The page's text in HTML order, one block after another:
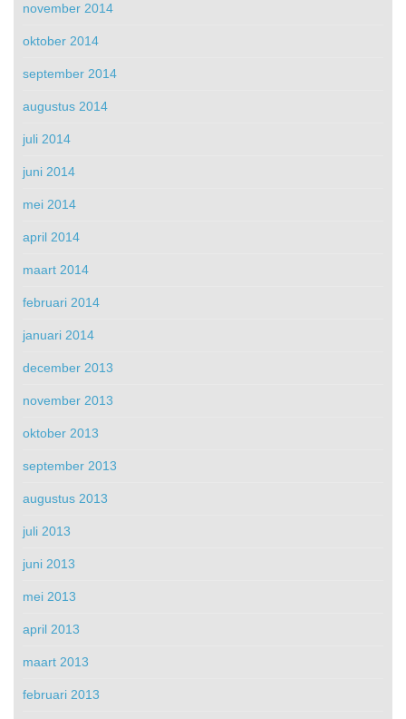
november 2014
oktober 2014
september 2014
augustus 2014
juli 2014
juni 2014
mei 2014
april 2014
maart 2014
februari 2014
januari 2014
december 2013
november 2013
oktober 2013
september 2013
augustus 2013
juli 2013
juni 2013
mei 2013
april 2013
maart 2013
februari 2013